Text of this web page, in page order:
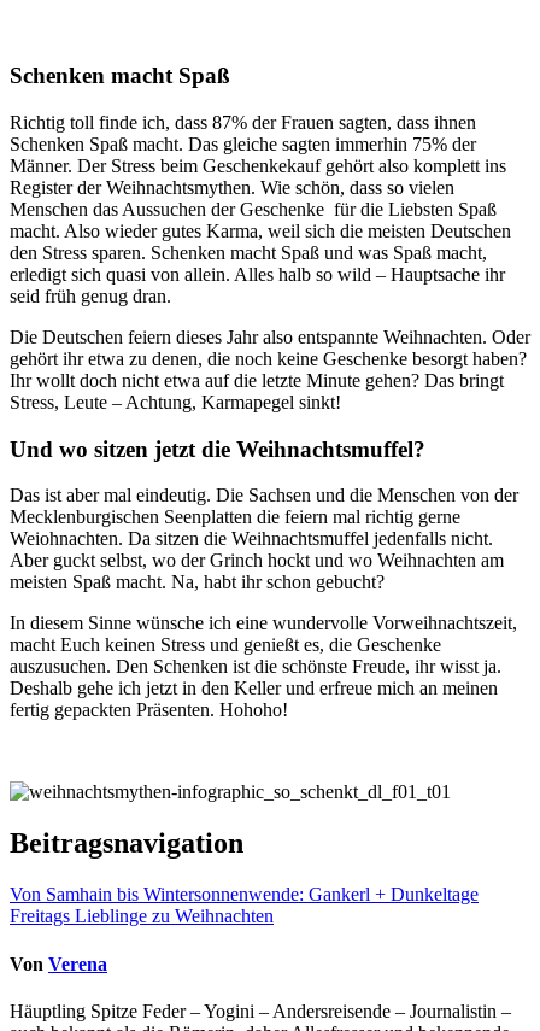
Schenken macht Spaß
Richtig toll finde ich, dass 87% der Frauen sagten, dass ihnen
Schenken Spaß macht. Das gleiche sagten immerhin 75% der
Männer. Der Stress beim Geschenkekauf gehört also komplett ins
Register der Weihnachtsmythen. Wie schön, dass so vielen
Menschen das Aussuchen der Geschenke für die Liebsten Spaß
macht. Also wieder gutes Karma, weil sich die meisten Deutschen
den Stress sparen. Schenken macht Spaß und was Spaß macht,
erledigt sich quasi von allein. Alles halb so wild – Hauptsache ihr
seid früh genug dran.
Die Deutschen feiern dieses Jahr also entspannte Weihnachten. Oder
gehört ihr etwa zu denen, die noch keine Geschenke besorgt haben?
Ihr wollt doch nicht etwa auf die letzte Minute gehen? Das bringt
Stress, Leute – Achtung, Karmapegel sinkt!
Und wo sitzen jetzt die Weihnachtsmuffel?
Das ist aber mal eindeutig. Die Sachsen und die Menschen von der
Mecklenburgischen Seenplatten die feiern mal richtig gerne
Weiohnachten. Da sitzen die Weihnachtsmuffel jedenfalls nicht.
Aber guckt selbst, wo der Grinch hockt und wo Weihnachten am
meisten Spaß macht. Na, habt ihr schon gebucht?
In diesem Sinne wünsche ich eine wundervolle Vorweihnachtszeit,
macht Euch keinen Stress und genießt es, die Geschenke
auszusuchen. Den Schenken ist die schönste Freude, ihr wisst ja.
Deshalb gehe ich jetzt in den Keller und erfreue mich an meinen
fertig gepackten Präsenten. Hohoho!
Beitragsnavigation
Von Samhain bis Wintersonnenwende: Gankerl + Dunkeltage
Freitags Lieblinge zu Weihnachten
Von Verena
Häuptling Spitze Feder – Yogini – Andersreisende – Journalistin –